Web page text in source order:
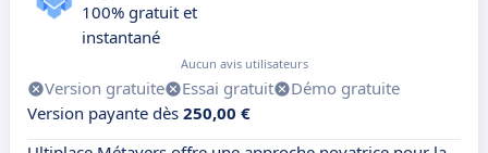
100% gratuit et
instantané
Aucun avis utilisateurs
Version gratuite Essai gratuit
Démo gratuite
Version payante dès 250,00 €